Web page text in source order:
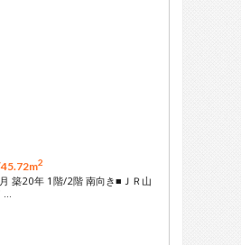
45.72m2
築20年 1階/2階 南向き■ＪＲ山
…